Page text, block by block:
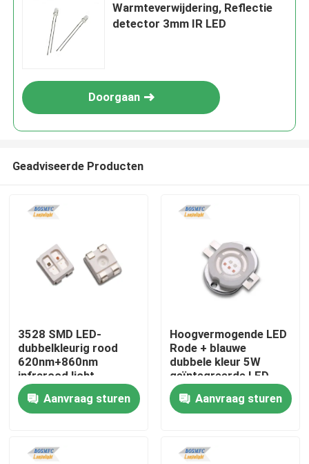
Thuis
Warmteverwijdering, Reflectie
detector 3mm IR LED
Doorgaan
Geadviseerde Producten
3528 SMD LED-
dubbelkleurig rood
620nm+860nm
infrarood licht
ontworpen voor
esthetische
therapie,synergistische
Aanvraag sturen
Hoogvermogende LED
Rode + blauwe
dubbele kleur 5W
geïntegreerde LED-
lichtbron voor
spectrotherapie
Aanvraag sturen